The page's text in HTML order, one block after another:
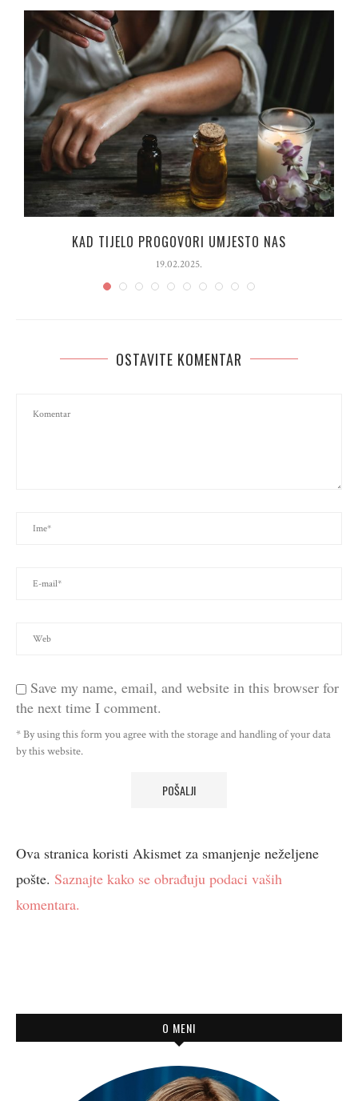
KAD TIJELO PROGOVORI UMJESTO NAS
19.02.2025.
OSTAVITE KOMENTAR
Save my name, email, and website in this browser for
the next time I comment.
* By using this form you agree with the storage and handling of your data
by this website.
Ova stranica koristi Akismet za smanjenje neželjene
pošte. Saznajte kako se obrađuju podaci vaših
komentara.
O MENI